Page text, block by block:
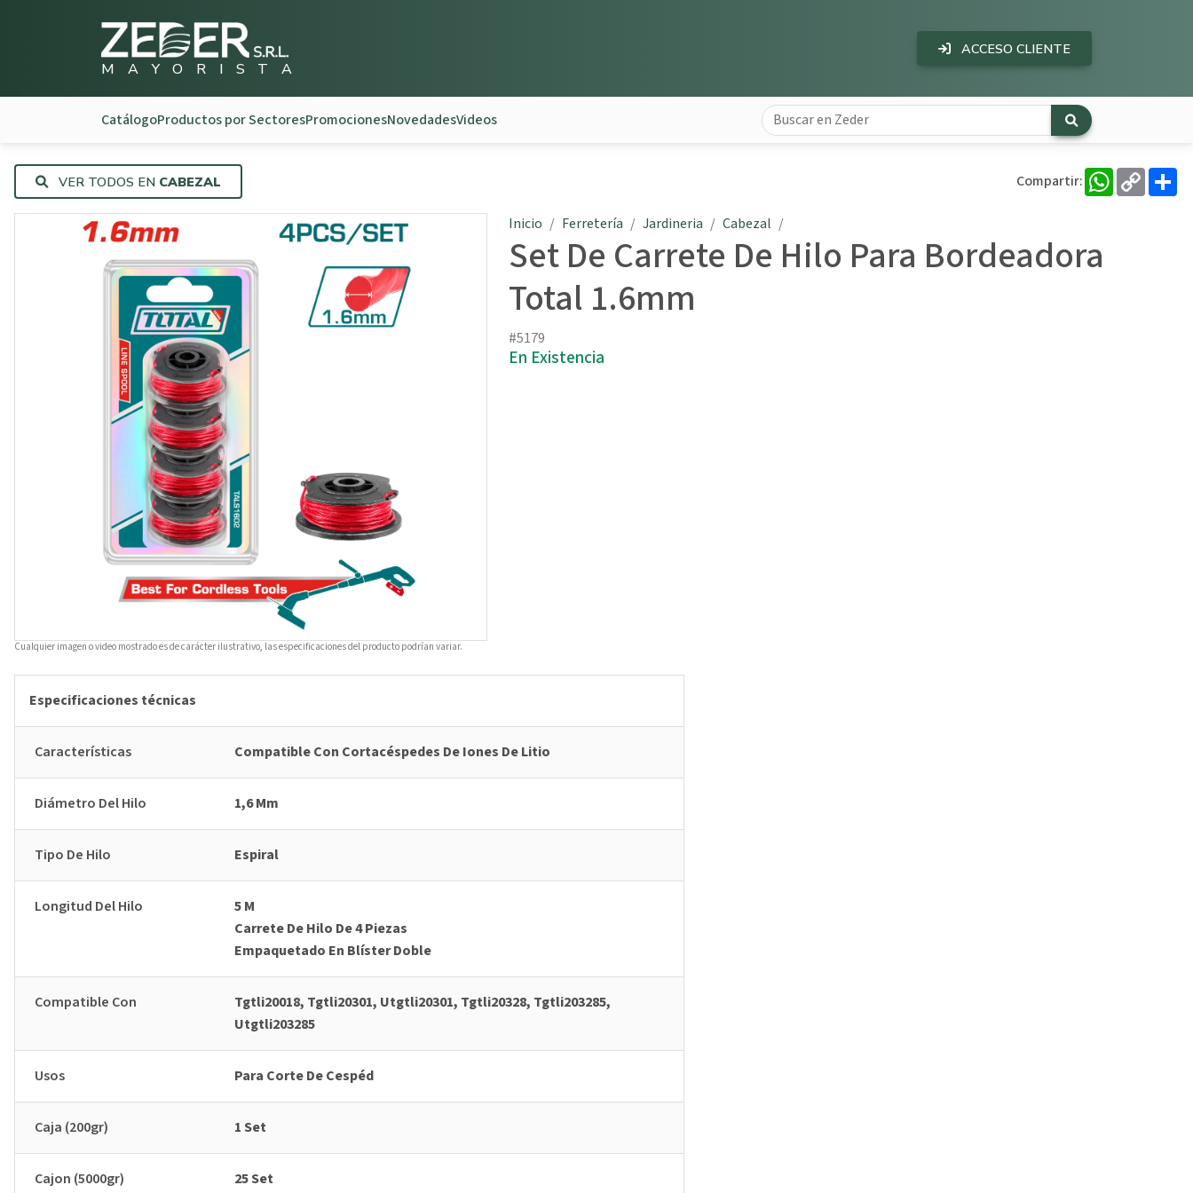
M A Y O R I S T A
ACCESO CLIENTE
CatálogoProductos por SectoresPromocionesNovedadesVideos
VER TODOS EN CABEZAL Compartir: WhatsApp
Copy
Link
Cualquier imagen o video mostrado es de carácter ilustrativo, las especificaciones del producto podrían variar.
Inicio Ferretería Jardineria Cabezal
Set De Carrete De Hilo Para Bordeadora
Total 1.6mm
#5179
En Existencia
Especificaciones técnicas
Características Compatible Con Cortacéspedes De Iones De Litio
Diámetro Del Hilo 1,6 Mm
Tipo De Hilo Espiral
Longitud Del Hilo
5 M
Carrete De Hilo De 4 Piezas
Empaquetado En Blíster Doble
Compatible Con
Tgtli20018, Tgtli20301, Utgtli20301, Tgtli20328, Tgtli203285,
Utgtli203285
Usos Para Corte De Cespéd
Caja (200gr) 1 Set
Cajon (5000gr) 25 Set